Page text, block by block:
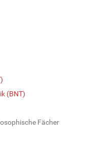
(BNT)
Fächer